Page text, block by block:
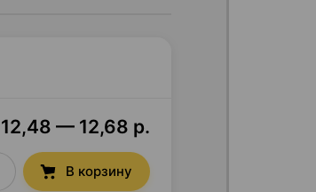
12,48 — 12,68 р.
В корзину